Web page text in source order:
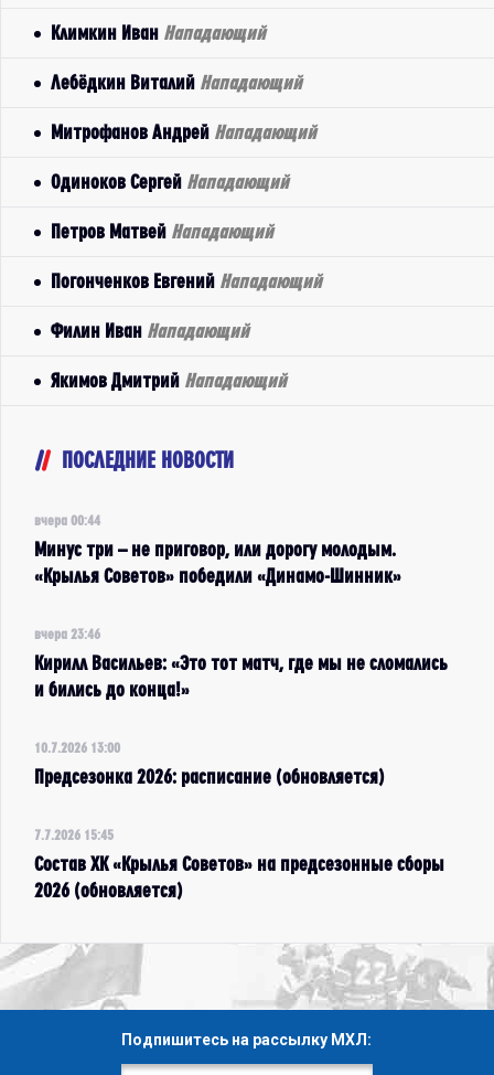
Климкин Иван Нападающий
Лебёдкин Виталий Нападающий
Митрофанов Андрей Нападающий
Одиноков Сергей Нападающий
Петров Матвей Нападающий
Погонченков Евгений Нападающий
Филин Иван Нападающий
Якимов Дмитрий Нападающий
ПОСЛЕДНИЕ НОВОСТИ
вчера 00:44
Минус три – не приговор, или дорогу молодым.
«Крылья Советов» победили «Динамо-Шинник»
вчера 23:46
Кирилл Васильев: «Это тот матч, где мы не сломались
и бились до конца!»
10.7.2026 13:00
Предсезонка 2026: расписание (обновляется)
7.7.2026 15:45
Состав ХК «Крылья Советов» на предсезонные сборы
2026 (обновляется)
Подпишитесь на рассылку МХЛ: